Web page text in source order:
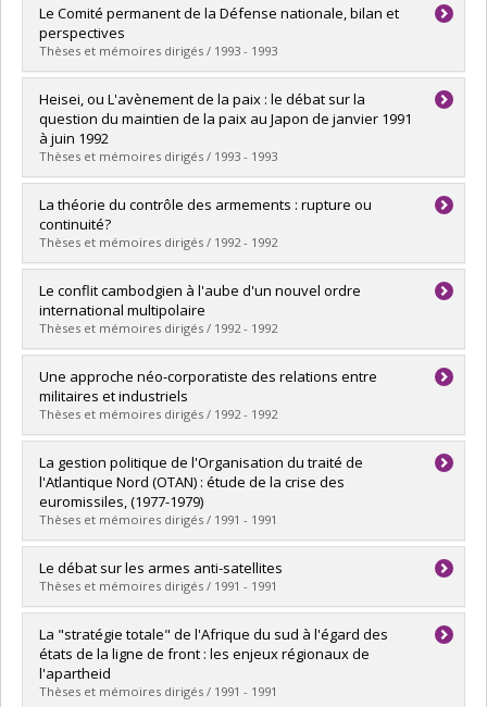
Diplômé(e) :Dupuis-Déri, Francis
Cycle :Maîtrise
Diplôme obtenu :M. Sc.
Lien vers le document dans Papyrus
Le Comité permanent de la Défense nationale, bilan et
perspectives
Thèses et mémoires dirigés / 1993 - 1993
Diplômé(e) :Boudreault, Donald
Cycle :Maîtrise
Diplôme obtenu :
Lien vers le document dans Papyrus
Heisei, ou L'avènement de la paix : le débat sur la
question du maintien de la paix au Japon de janvier 1991
à juin 1992
Thèses et mémoires dirigés / 1993 - 1993
Diplômé(e) : Demers, Eric
Cycle :Maîtrise
Diplôme obtenu :M. Sc.
Lien vers le document dans Papyrus
La théorie du contrôle des armements : rupture ou
continuité?
Thèses et mémoires dirigés / 1992 - 1992
Diplômé(e) :Belleville, Pierre-Martin
Cycle :Maîtrise
Diplôme obtenu :M. Sc.
Lien vers le document dans Papyrus
Le conflit cambodgien à l'aube d'un nouvel ordre
international multipolaire
Thèses et mémoires dirigés / 1992 - 1992
Diplômé(e) :Beaulieu, Isabelle
Cycle :Maîtrise
Diplôme obtenu :M. Sc.
Lien vers le document dans Papyrus
Une approche néo-corporatiste des relations entre
militaires et industriels
Thèses et mémoires dirigés / 1992 - 1992
Diplômé(e) :Gauthier, Philippe
Cycle :Maîtrise
Diplôme obtenu :M. Sc.
Lien vers le document dans Papyrus
La gestion politique de l'Organisation du traité de
l'Atlantique Nord (OTAN) : étude de la crise des
euromissiles, (1977-1979)
Thèses et mémoires dirigés / 1991 - 1991
Diplômé(e) :Bédard, Romain
Cycle : Maîtrise
Diplôme obtenu :M. Sc.
Lien vers le document dans Papyrus
Le débat sur les armes anti-satellites
Thèses et mémoires dirigés / 1991 - 1991
Diplômé(e) : Costy, Alexandre
Cycle :Maîtrise
Diplôme obtenu :
Lien vers le document dans Papyrus
La "stratégie totale" de l'Afrique du sud à l'égard des
états de la ligne de front : les enjeux régionaux de
l'apartheid
Thèses et mémoires dirigés / 1991 - 1991